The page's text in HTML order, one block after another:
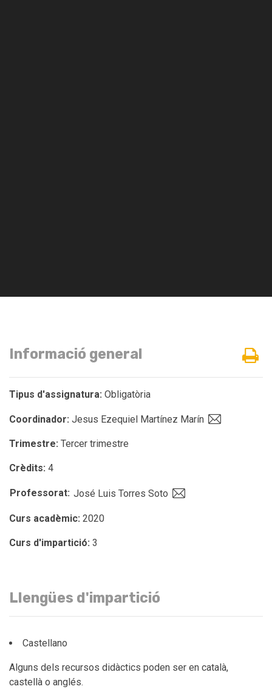
Informació general
Tipus d'assignatura: Obligatòria
Coordinador: Jesus Ezequiel Martínez Marín
Trimestre: Tercer trimestre
Crèdits: 4
Professorat: José Luis Torres Soto
Curs acadèmic: 2020
Curs d'impartició: 3
Llengües d'impartició
Castellano
Alguns dels recursos didàctics poden ser en català,
castellà o anglés.